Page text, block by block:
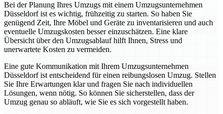
Bei der Planung Ihres Umzugs mit einem Umzugsunternehmen
Düsseldorf ist es wichtig, frühzeitig zu starten. So haben Sie
genügend Zeit, Ihre Möbel und Geräte zu inventarisieren und auch
eventuelle Umzugskosten besser einzuschätzen. Eine klare
Übersicht über den Umzugsablauf hilft Ihnen, Stress und
unerwartete Kosten zu vermeiden.
Eine gute Kommunikation mit Ihrem Umzugsunternehmen
Düsseldorf ist entscheidend für einen reibungslosen Umzug. Stellen
Sie Ihre Erwartungen klar und fragen Sie nach individuellen
Lösungen, wenn nötig. So können Sie sicherstellen, dass der
Umzug genau so abläuft, wie Sie es sich vorgestellt haben.